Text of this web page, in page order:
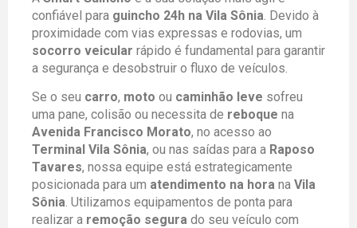
confiável para guincho 24h na Vila Sônia . Devido à
proximidade com vias expressas e rodovias, um
socorro veicular rápido é fundamental para garantir
a segurança e desobstruir o fluxo de veículos.
Se o seu carro, moto ou caminhão leve sofreu
uma pane, colisão ou necessita de reboque na
Avenida Francisco Morato, no acesso ao
Terminal Vila Sônia, ou nas saídas para a Raposo
Tavares, nossa equipe está estrategicamente
posicionada para um atendimento na hora na Vila
Sônia. Utilizamos equipamentos de ponta para
realizar a remoção segura do seu veículo com